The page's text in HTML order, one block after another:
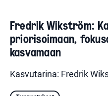
Fredrik Wikström:
priorisoimaan,
kasvamaan
Kasvutarina: Fredrik